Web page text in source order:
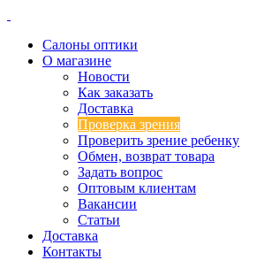
Салоны оптики
О магазине
Новости
Как заказать
Доставка
Проверка зрения
Проверить зрение ребенку
Обмен, возврат товара
Задать вопрос
Оптовым клиентам
Вакансии
Статьи
Доставка
Контакты